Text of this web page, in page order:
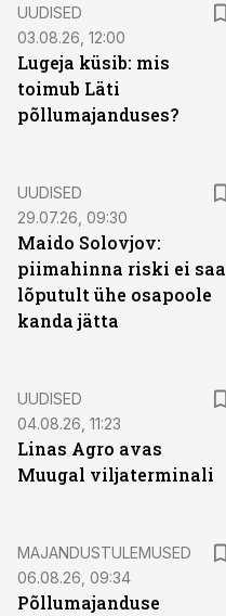
UUDISED
03.08.26, 12:00
Lugeja küsib: mis
toimub Läti
põllumajanduses?
UUDISED
29.07.26, 09:30
Maido Solovjov:
piimahinna riski ei saa
lõputult ühe osapoole
kanda jätta
UUDISED
04.08.26, 11:23
Linas Agro avas
Muugal viljaterminali
MAJANDUSTULEMUSED
06.08.26, 09:34
Põllumajanduse